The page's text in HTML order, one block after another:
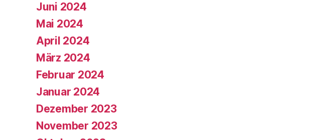
Juni 2024
Mai 2024
April 2024
März 2024
Februar 2024
Januar 2024
Dezember 2023
November 2023